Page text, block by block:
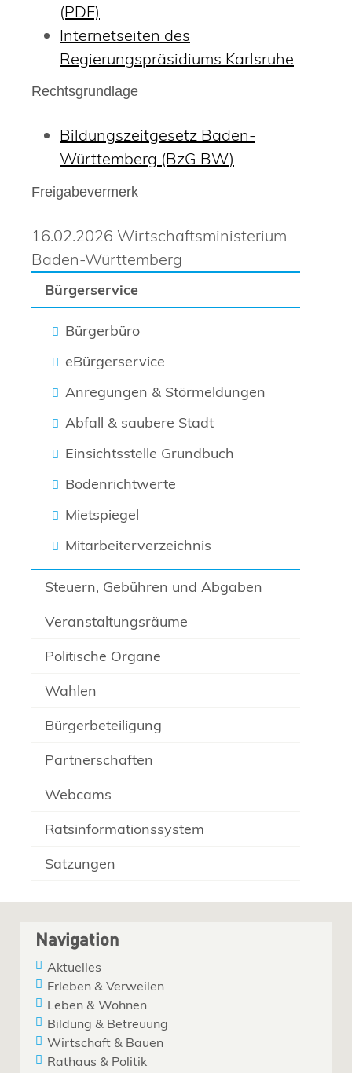
Bürgerservice
Bürgerbüro
eBürgerservice
Anregungen & Störmeldungen
Abfall & saubere Stadt
Einsichtsstelle Grundbuch
Bodenrichtwerte
Mietspiegel
Mitarbeiterverzeichnis
Steuern, Gebühren und Abgaben
Veranstaltungsräume
Politische Organe
Wahlen
Bürgerbeteiligung
Partnerschaften
Webcams
Ratsinformationssystem
Satzungen
(PDF)
Internetseiten des
Regierungspräsidiums Karlsruhe
Rechtsgrundlage
Bildungszeitgesetz Baden-
Württemberg (BzG BW)
Freigabevermerk
16.02.2026 Wirtschaftsministerium
Baden-Württemberg
Navigation
Aktuelles
Erleben & Verweilen
Leben & Wohnen
Bildung & Betreuung
Wirtschaft & Bauen
Rathaus & Politik